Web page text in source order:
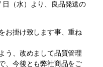
日（水）より、良品発送の
お掛け致します事、重ね
う、改めまして品質管理
、今後とも弊社商品をご